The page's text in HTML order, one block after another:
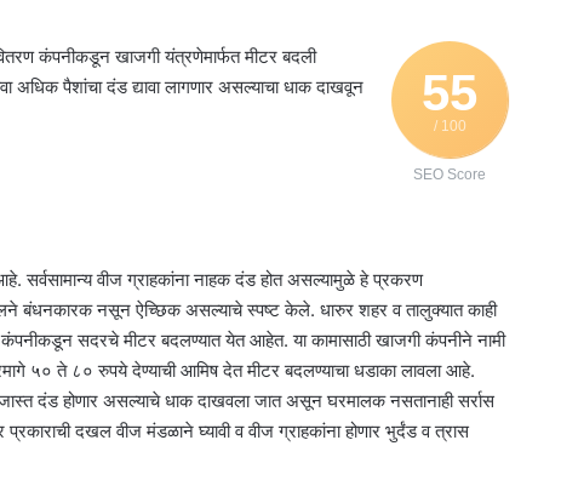
55
/ 100
SEO Score
कंपनीकडून खाजगी यंत्रणेमार्फत मीटर बदली
पैशांचा दंड द्यावा लागणार असल्याचा धाक दाखवून
सर्वसामान्य वीज ग्राहकांना नाहक दंड होत असल्यामुळे हे प्रकरण
बंधनकारक नसून ऐच्छिक असल्याचे स्पष्ट केले. धारुर शहर व तालुक्यात काही
सदरचे मीटर बदलण्यात येत आहेत. या कामासाठी खाजगी कंपनीने नामी
५० ते ८० रुपये देण्याची आमिष देत मीटर बदलण्याचा धडाका लावला आहे.
दंड होणार असल्याचे धाक दाखवला जात असून घरमालक नसतानाही सर्रास
दखल वीज मंडळाने घ्यावी व वीज ग्राहकांना होणार भुर्दंड व त्रास